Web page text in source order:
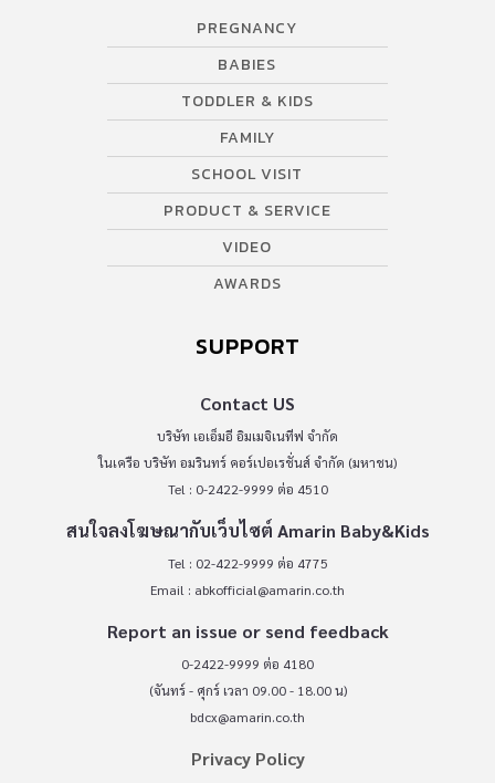
PREGNANCY
BABIES
TODDLER & KIDS
FAMILY
SCHOOL VISIT
PRODUCT & SERVICE
VIDEO
AWARDS
SUPPORT
Contact US
บริษัท เอเอ็มอี อิมเมจิเนทีฟ จำกัด
ในเครือ บริษัท อมรินทร์ คอร์เปอเรชั่นส์ จำกัด (มหาชน)
Tel : 0-2422-9999 ต่อ 4510
สนใจลงโฆษณากับเว็บไซต์ Amarin Baby&Kids
Tel : 02-422-9999 ต่อ 4775
Email : abkofficial@amarin.co.th
Report an issue or send feedback
0-2422-9999 ต่อ 4180
(จันทร์ - ศุกร์ เวลา 09.00 - 18.00 น)
bdcx@amarin.co.th
Privacy Policy